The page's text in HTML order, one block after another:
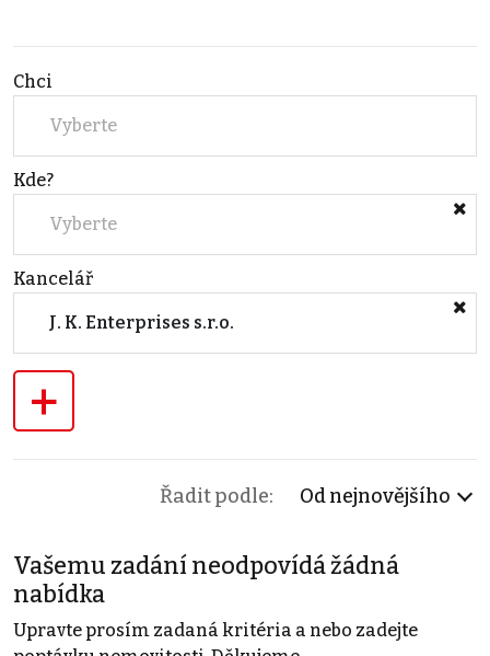
Chci
Vyberte
Kde?
Vyberte
Kancelář
J. K. Enterprises s.r.o.
+
Řadit podle: Od nejnovějšího
Vašemu zadání neodpovídá žádná
nabídka
Upravte prosím zadaná kritéria a nebo zadejte